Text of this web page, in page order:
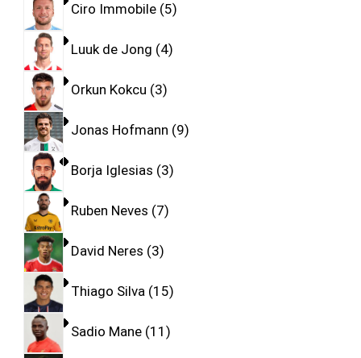
Ciro Immobile 5
Luuk de Jong 4
Orkun Kokcu 3
Jonas Hofmann 9
Borja Iglesias 3
Ruben Neves 7
David Neres 3
Thiago Silva 15
Sadio Mane 11